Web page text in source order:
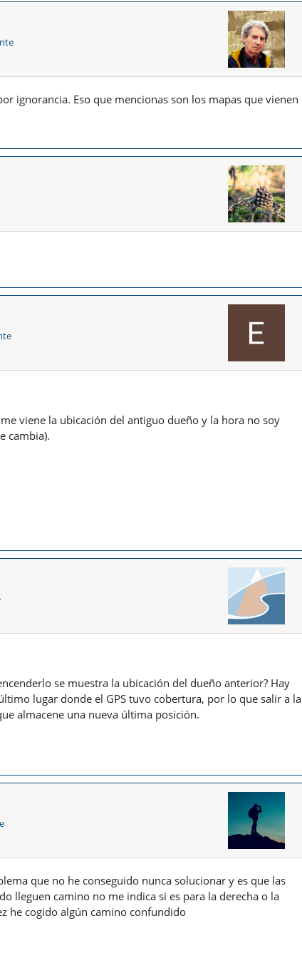
ignorancia. Eso que mencionas son los mapas que vienen
viene la ubicación del antiguo dueño y la hora no soy
cambia).
se muestra la ubicación del dueño anterior? Hay
lugar donde el GPS tuvo cobertura, por lo que salir a la
almacene una nueva última posición.
que no he conseguido nunca solucionar y es que las
lleguen camino no me indica si es para la derecha o la
he cogido algún camino confundido